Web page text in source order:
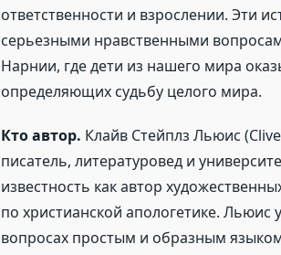
ответственности и взрослении. Эти
серьезными нравственными
Нарнии, где дети из нашего мира
определяющих судьбу целого мира.
Кто автор. Клайв Стейплз Льюис
писатель, литературовед и
известность как автор
по христианской апологетике.
вопросах простым и образным